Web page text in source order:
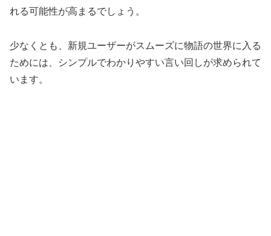
れる可能性が高まるでしょう。
少なくとも、新規ユーザーがスムーズに物語の世界に入る
ためには、シンプルでわかりやすい言い回しが求められて
います。